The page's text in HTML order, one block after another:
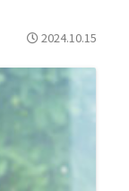
2024.10.15